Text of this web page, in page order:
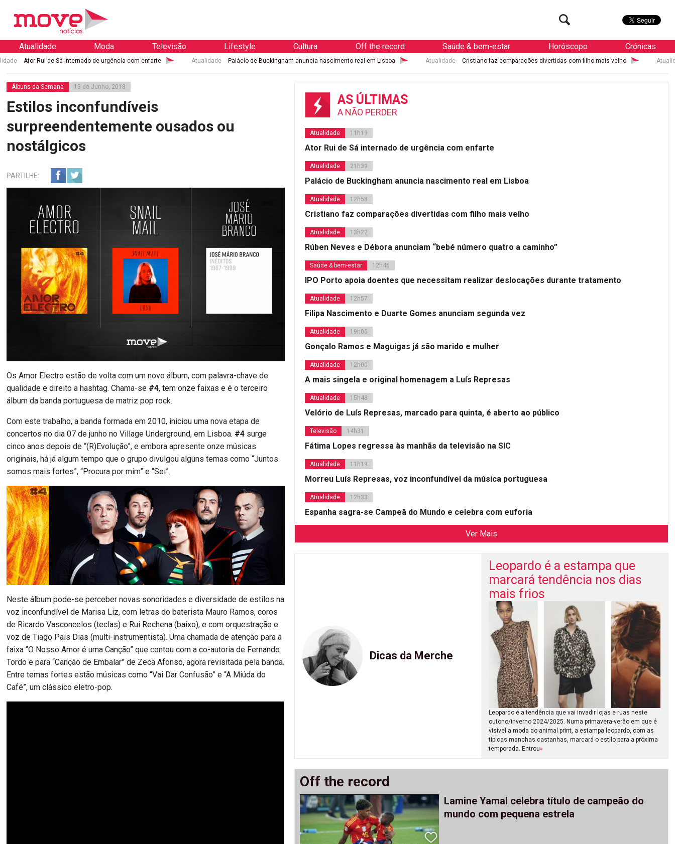
Atualidade Moda Televisão Lifestyle Cultura Off the record Saúde & bem-estar Horóscopo Crónicas
de Sá internado de urgência com enfarte Atualidade Palácio de Buckingham anuncia nascimento real em Lisboa Atualidade Cristiano faz comparações divertidas com filho mais velho Atualidade Rúben
Álbuns da Semana 13 de Junho, 2018
Estilos inconfundíveis
surpreendentemente ousados ou
nostálgicos
PARTILHE:
Os Amor Electro estão de volta com um novo álbum, com palavra-chave de
qualidade e direito a hashtag. Chama-se #4, tem onze faixas e é o terceiro
álbum da banda portuguesa de matriz pop rock.
Com este trabalho, a banda formada em 2010, iniciou uma nova etapa de
concertos no dia 07 de junho no Village Underground, em Lisboa. #4 surge
cinco anos depois de “(R)Evolução”, e embora apresente onze músicas
originais, há já algum tempo que o grupo divulgou alguns temas como “Juntos
somos mais fortes”, “Procura por mim” e “Sei”.
Neste álbum pode-se perceber novas sonoridades e diversidade de estilos na
voz inconfundível de Marisa Liz, com letras do baterista Mauro Ramos, coros
de Ricardo Vasconcelos (teclas) e Rui Rechena (baixo), e com orquestração e
voz de Tiago Pais Dias (multi-instrumentista). Uma chamada de atenção para a
faixa “O Nosso Amor é uma Canção” que contou com a co-autoria de Fernando
Tordo e para “Canção de Embalar” de Zeca Afonso, agora revisitada pela banda.
Entre temas fortes estão músicas como “Vai Dar Confusão” e “A Miúda do
Café”, um clássico eletro-pop.
AS ÚLTIMAS
A NÃO PERDER
Atualidade 11h19
Ator Rui de Sá internado de urgência com enfarte
Atualidade 21h39
Palácio de Buckingham anuncia nascimento real em Lisboa
Atualidade 12h58
Cristiano faz comparações divertidas com filho mais velho
Atualidade 13h22
Rúben Neves e Débora anunciam “bebé número quatro a caminho”
Saúde & bem-estar 12h46
IPO Porto apoia doentes que necessitam realizar deslocações durante tratamento
Atualidade 12h57
Filipa Nascimento e Duarte Gomes anunciam segunda vez
Atualidade 19h06
Gonçalo Ramos e Maguigas já são marido e mulher
Atualidade 12h00
A mais singela e original homenagem a Luís Represas
Atualidade 15h48
Velório de Luís Represas, marcado para quinta, é aberto ao público
Televisão 14h31
Fátima Lopes regressa às manhãs da televisão na SIC
Atualidade 11h19
Morreu Luís Represas, voz inconfundível da música portuguesa
Atualidade 12h33
Espanha sagra-se Campeã do Mundo e celebra com euforia
Ver Mais
Dicas da Merche
Leopardo é a estampa que
marcará tendência nos dias
mais frios
Leopardo é a tendência que vai invadir lojas e ruas neste
outono/inverno 2024/2025. Numa primavera-verão em que é
visível a moda do animal print, a estampa leopardo, com as
típicas manchas castanhas, marcará o estilo para a próxima
temporada. Entrou»
Off the record
Lamine Yamal celebra título de campeão do
mundo com pequena estrela